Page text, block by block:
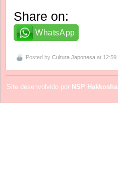
Share on:
WhatsApp
Posted by Cultura Japonesa at 12:59
Site desenvolvido por NSP Hakkosha